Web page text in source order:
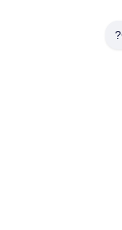
برقی آب سوپاپ